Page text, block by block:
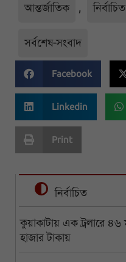
আন্তর্জাতিক , নির্বাচিত
সর্বশেষ-সংবাদ
Facebook
Linkedin
Print
নির্বাচিত
কুয়াকাটায় এক ট্রলারে
হাজার টাকায়